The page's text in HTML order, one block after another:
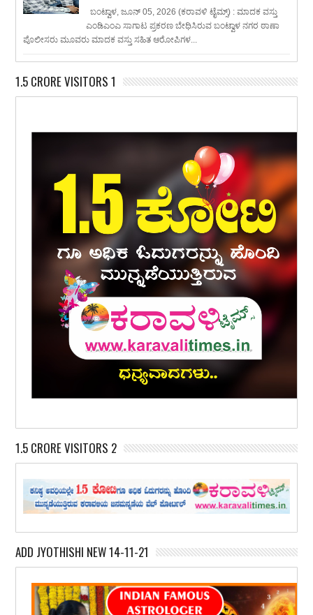
ಬಂಟ್ವಾಳ, ಜೂನ್ 05, 2026 (ಕರಾವಳಿ ಟೈಮ್ಸ್) : ಮಾದಕ ವಸ್ತು
ಎಂಡಿಎಂಎ ಸಾಗಾಟ ಪ್ರಕರಣ ಬೇಧಿಸಿರುವ ಬಂಟ್ವಾಳ ನಗರ ಠಾಣಾ
ಪೊಲೀಸರು ಮೂವರು ಮಾದಕ ವಸ್ತು ಸಹಿತ ಆರೋಪಿಗಳ...
1.5 CRORE VISITORS 1
1.5 CRORE VISITORS 2
ADD JYOTHISHI NEW 14-11-21